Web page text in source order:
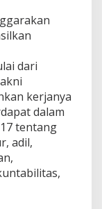
dari
kerjanya
dalam
tentang
adil,